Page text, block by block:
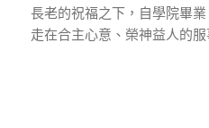
長老的祝福之下，自學院畢
走在合主心意、榮神益人的